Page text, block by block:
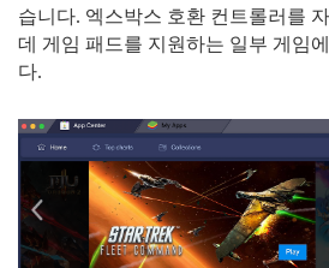
습니다. 엑스박스 호환 컨트롤러를
데 게임 패드를 지원하는 일부 게임
다.